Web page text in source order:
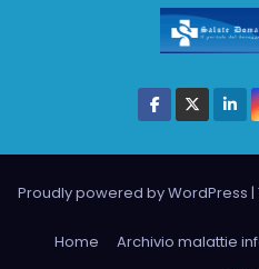
Proudly powered by WordPress |
Home Archivio malattie